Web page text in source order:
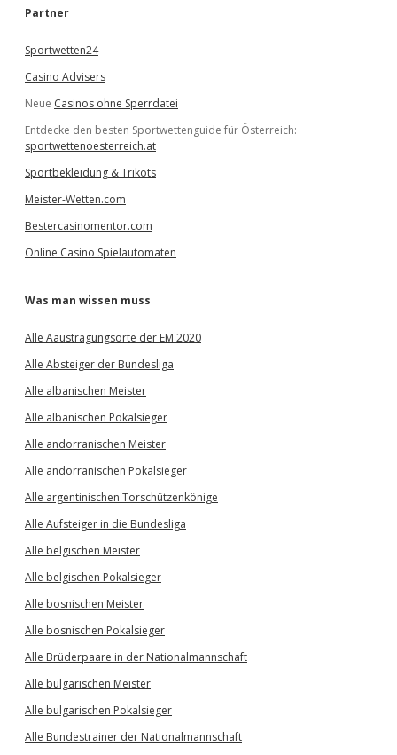
e
Partner
Sportwetten24
Casino Advisers
Neue Casinos ohne Sperrdatei
Entdecke den besten Sportwettenguide für Österreich:
sportwettenoesterreich.at
Sportbekleidung & Trikots
Meister-Wetten.com
Bestercasinomentor.com
Online Casino Spielautomaten
Was man wissen muss
Alle Aaustragungsorte der EM 2020
Alle Absteiger der Bundesliga
Alle albanischen Meister
Alle albanischen Pokalsieger
Alle andorranischen Meister
Alle andorranischen Pokalsieger
Alle argentinischen Torschützenkönige
Alle Aufsteiger in die Bundesliga
Alle belgischen Meister
Alle belgischen Pokalsieger
Alle bosnischen Meister
Alle bosnischen Pokalsieger
Alle Brüderpaare in der Nationalmannschaft
Alle bulgarischen Meister
Alle bulgarischen Pokalsieger
Alle Bundestrainer der Nationalmannschaft